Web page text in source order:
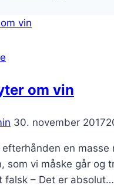
om vin
30. november 2017
efterhånden en
som vi måske går og
falsk – Det er absolut…